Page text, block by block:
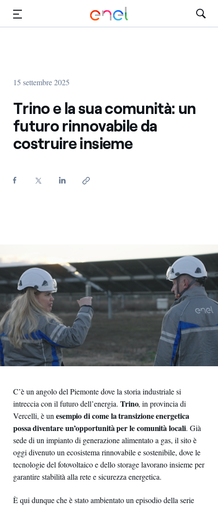
15 settembre 2025
Trino e la sua comunità: un
futuro rinnovabile da
costruire insieme
C’è un angolo del Piemonte dove la storia industriale si
intreccia con il futuro dell’energia. Trino, in provincia di
Vercelli, è un esempio di come la transizione energetica
possa diventare un’opportunità per le comunità locali. Già
sede di un impianto di generazione alimentato a gas, il sito è
oggi divenuto un ecosistema rinnovabile e sostenibile, dove le
tecnologie del fotovoltaico e dello storage lavorano insieme per
garantire stabilità alla rete e sicurezza energetica.
È qui dunque che è stato ambientato un episodio della serie